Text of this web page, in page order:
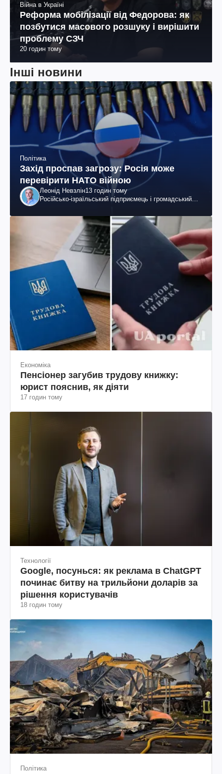
Війна в Україні
Реформа мобілізації від Федорова: як
позбутися масового розшуку і вирішити
проблему СЗЧ
20 годин тому
Інші новини
Політика
Захід проспав загрозу: Росія може
перевірити НАТО війною
Леонід Невзлін13 годин тому
Російсько-ізраїльський підприємець і громадський
Економіка
Пенсіонер загубив трудову книжку:
юрист пояснив, як діяти
17 годин тому
Технології
Google, посунься: як реклама в ChatGPT
починає битву на трильйони доларів за
рішення користувачів
18 годин тому
Політика